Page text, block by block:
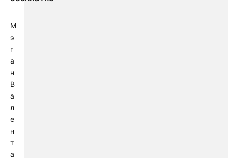
М
э
г
а
н
В
а
л
е
н
т
а